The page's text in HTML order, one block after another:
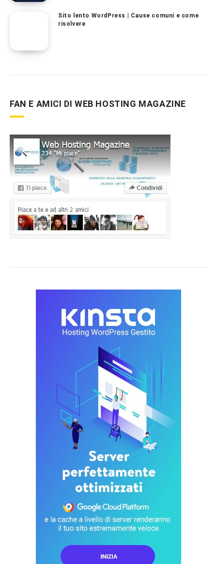
Sito lento WordPress | Cause comuni e come
risolvere
FAN E AMICI DI WEB HOSTING MAGAZINE